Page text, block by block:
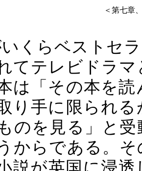
＜第七章
くらベストセ
てテレビドラ
は「その本を
り手に限られ
のを見る」と
からである。
説が英国に浸